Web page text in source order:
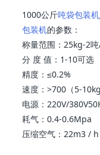
1000公斤吨袋包装机
包装机的参数：
称量范围：25kg-2
分 度 值：1-10可选
精度：≤0.2%
速度：>700（5-10kg
电源：220V/
耗气：0.4-0.6Mpa
压缩空气：22m3 / h